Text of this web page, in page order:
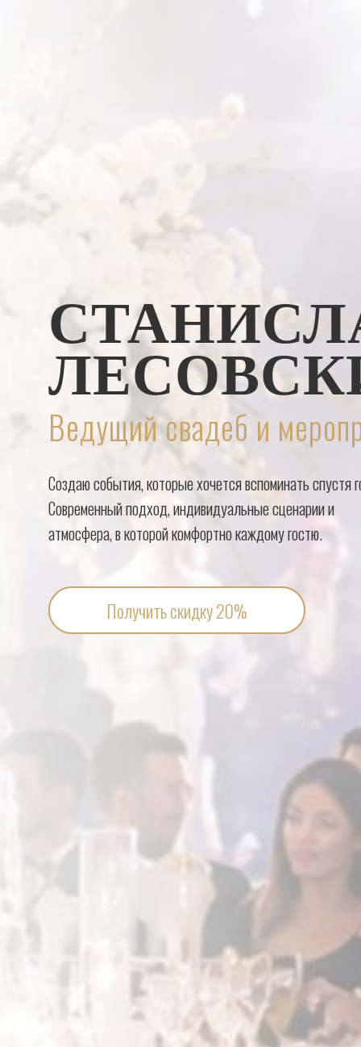
Ведущий свадеб и
Создаю события, которые хочется вспоминать спустя
Современный подход, индивидуальные сценарии и
атмосфера, в которой комфортно каждому гостю.
Получить скидку 20%